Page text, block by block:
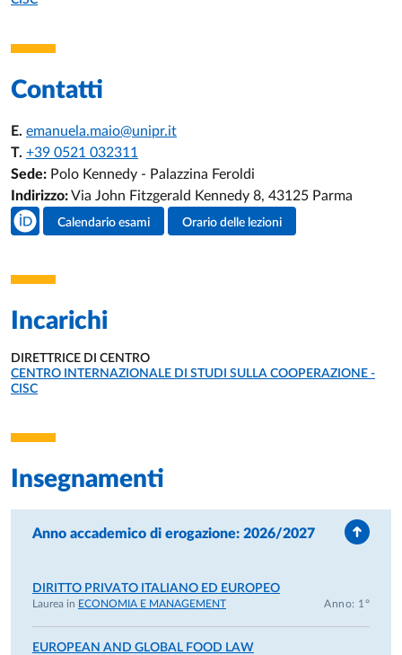
Contatti
E. emanuela.maio@unipr.it
T. +39 0521 032311
Sede: Polo Kennedy - Palazzina Feroldi
Indirizzo:Via John Fitzgerald Kennedy 8, 43125 Parma
Social del docente
Calendario esami Orario delle lezioni
Incarichi
DIRETTRICE DI CENTRO
UNITÀ ORGANIZZATIVA AFFERENTE:
CENTRO INTERNAZIONALE DI STUDI SULLA COOPERAZIONE -
CISC
Insegnamenti
Anno accademico di erogazione: 2026/2027
DIRITTO PRIVATO ITALIANO ED EUROPEO
Laurea in ECONOMIA E MANAGEMENT Anno: 1°
EUROPEAN AND GLOBAL FOOD LAW